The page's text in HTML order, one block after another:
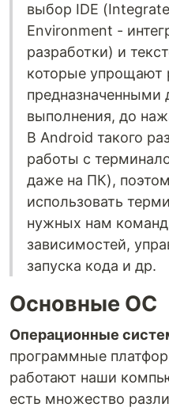
выбор IDE
Environment -
разработки) и
которые упрощают
предназначенными
выполнения, до
В Android такого
работы с
даже на ПК),
использовать
нужных нам
зависимостей,
запуска кода и др.
Основные ОС
Операционные
программные
работают наши
есть множество